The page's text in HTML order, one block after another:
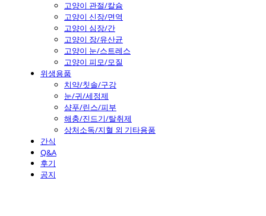
고양이 관절/칼슘
고양이 신장/면역
고양이 심장/간
고양이 장/유산균
고양이 눈/스트레스
고양이 피모/모질
위생용품
치약/칫솔/구강
눈/귀/세정제
샴푸/린스/피부
해충/진드기/탈취제
상처소독/지혈 외 기타용품
간식
Q&A
후기
공지